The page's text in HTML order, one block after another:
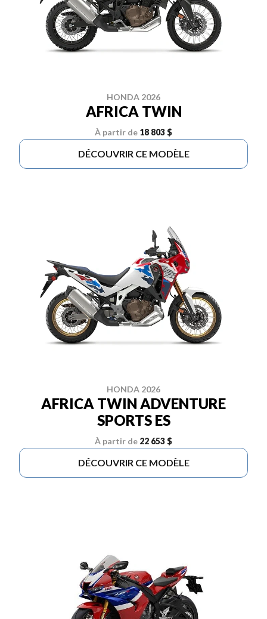
HONDA 2026
AFRICA TWIN
À partir de 18 803 $
DÉCOUVRIR CE MODÈLE
HONDA 2026
AFRICA TWIN ADVENTURE
SPORTS ES
À partir de 22 653 $
DÉCOUVRIR CE MODÈLE